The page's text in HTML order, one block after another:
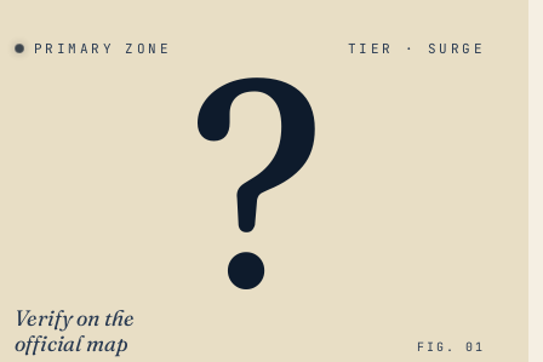
PRIMARY ZONE TIER · SURGE
?
Verify on the
official map
FIG. 01